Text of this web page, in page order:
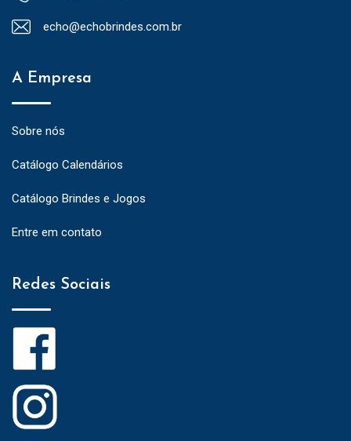
echo@echobrindes.com.br
A Empresa
Sobre nós
Catálogo Calendários
Catálogo Brindes e Jogos
Entre em contato
Redes Sociais